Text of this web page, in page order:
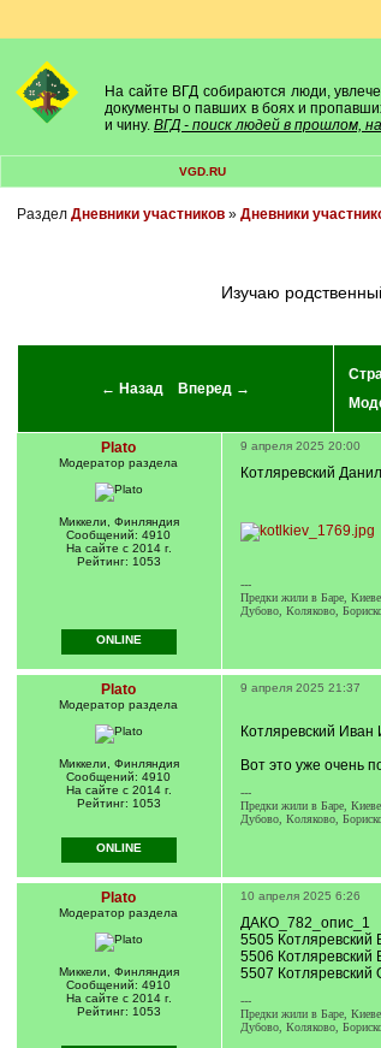
На сайте ВГД собираются люди,
документы о павших в боях и
и чину. ВГД - поиск людей в прошлом,
VGD.RU
Раздел Дневники участников» Дневники
Изучаю
← Назад Вперед →
Plato
Модератор раздела
Миккели, Финляндия
Сообщений: 4910
На сайте с 2014 г.
Рейтинг: 1053
9 апреля 2025 20:00
Котляревский
---
Предки жили в Баре,
Дубово, Коляково,
ONLINE
Plato
Модератор раздела
Миккели, Финляндия
Сообщений: 4910
На сайте с 2014 г.
Рейтинг: 1053
9 апреля 2025 21:37
Котляревский Иван
Вот это уже очень
---
Предки жили в Баре,
Дубово, Коляково,
ONLINE
Plato
Модератор раздела
Миккели, Финляндия
Сообщений: 4910
На сайте с 2014 г.
Рейтинг: 1053
10 апреля 2025 6:26
ДАКО_782_опис_1
5505 Котляревский
5506 Котляревский
5507 Котляревский
---
Предки жили в Баре,
Дубово, Коляково,